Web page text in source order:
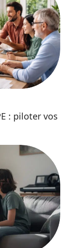
: piloter vos